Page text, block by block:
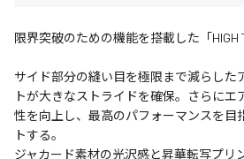
限界突破のための機能を搭載した「HIGH
サイド部分の縫い目を極限まで減らした
トが大きなストライドを確保。さらにエ
性を向上し、最高のパフォーマンスを目
トする。
ジャカード素材の光沢感と昇華転写プリ